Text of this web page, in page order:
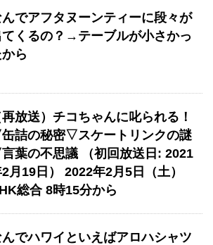
でアフタヌーンティーに段々が
てくるの？→テーブルが小さかっ
ら
再放送）チコちゃんに叱られる！
詰の秘密▽スケートリンクの謎
葉の不思議 （初回放送日: 2021
月19日） 2022年2月5日（土）
総合 8時15分から
でハワイといえばアロハシャツ